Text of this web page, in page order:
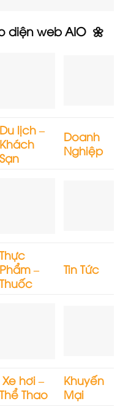
diện web AIO 🌼
Du lịch –
Khách
Sạn
Doanh
Nghiệp
Thực
Phẩm –
Thuốc
Tin Tức
Xe hơi –
Thể Thao
Khuyến
Mại